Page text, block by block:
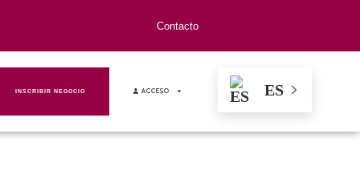
Contacto
INSCRIBIR NEGOCIO ACCESO ES